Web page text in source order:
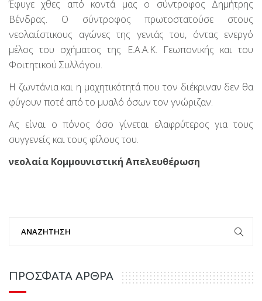
Έφυγε χθες από κοντά μας ο σύντροφος Δημήτρης
Βένδρας. Ο σύντροφος πρωτοστατούσε στους
νεολαιίστικους αγώνες της γενιάς του, όντας ενεργό
μέλος του σχήματος της Ε.Α.Α.Κ. Γεωπονικής και του
Φοιτητικού Συλλόγου.
Η ζωντάνια και η μαχητικότητά που τον διέκριναν δεν θα
φύγουν ποτέ από το μυαλό όσων τον γνώριζαν.
Ας είναι ο πόνος όσο γίνεται ελαφρύτερος για τους
συγγενείς και τους φίλους του.
νεολαία Κομμουνιστική Απελευθέρωση
ΠΡΟΣΦΑΤΑ ΑΡΘΡΑ